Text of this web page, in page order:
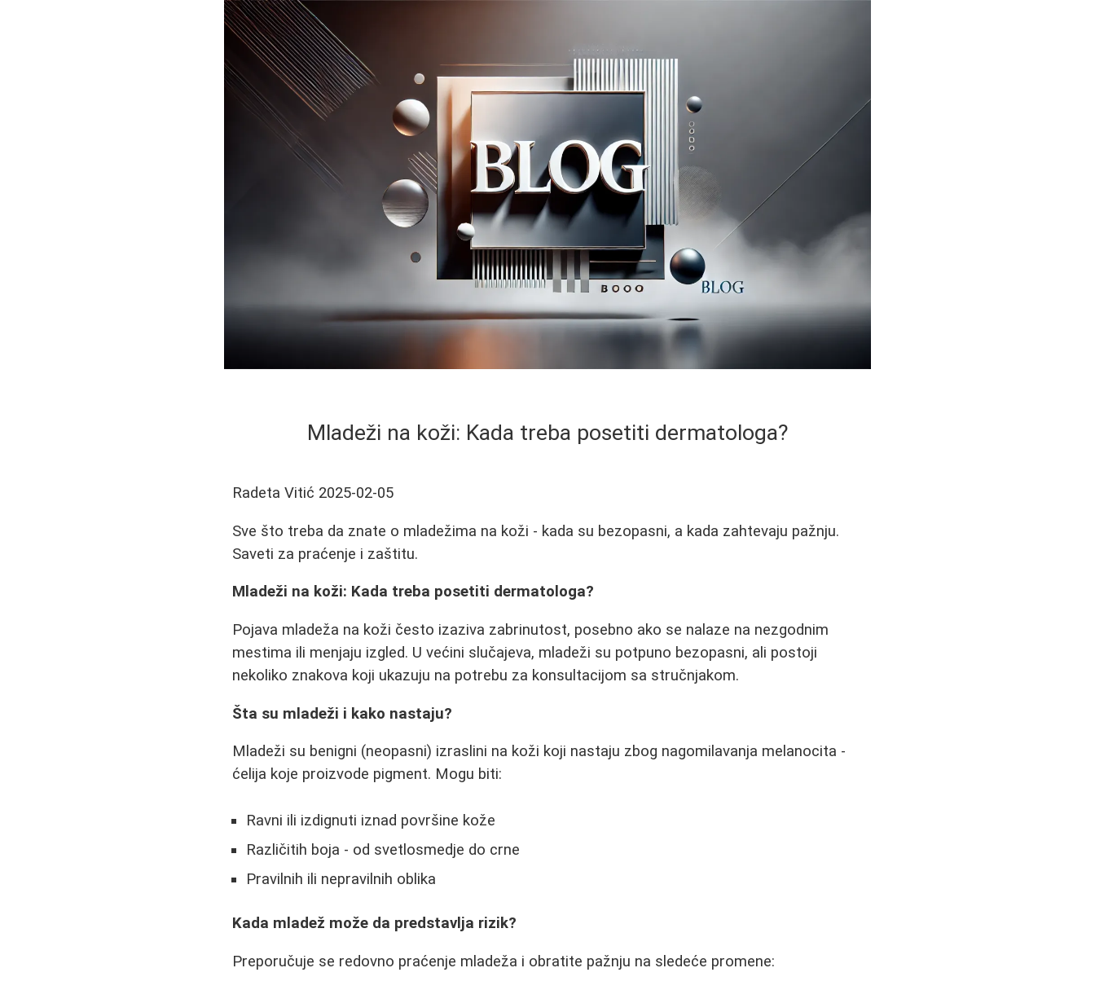
Mladeži na koži: Kada treba posetiti dermatologa?
Radeta Vitić 2025-02-05
Sve što treba da znate o mladežima na koži - kada su bezopasni, a kada zahtevaju pažnju.
Saveti za praćenje i zaštitu.
Mladeži na koži: Kada treba posetiti dermatologa?
Pojava mladeža na koži često izaziva zabrinutost, posebno ako se nalaze na nezgodnim
mestima ili menjaju izgled. U većini slučajeva, mladeži su potpuno bezopasni, ali postoji
nekoliko znakova koji ukazuju na potrebu za konsultacijom sa stručnjakom.
Šta su mladeži i kako nastaju?
Mladeži su benigni (neopasni) izraslini na koži koji nastaju zbog nagomilavanja melanocita -
ćelija koje proizvode pigment. Mogu biti:
Ravni ili izdignuti iznad površine kože
Različitih boja - od svetlosmedje do crne
Pravilnih ili nepravilnih oblika
Kada mladež može da predstavlja rizik?
Preporučuje se redovno praćenje mladeža i obratite pažnju na sledeće promene: